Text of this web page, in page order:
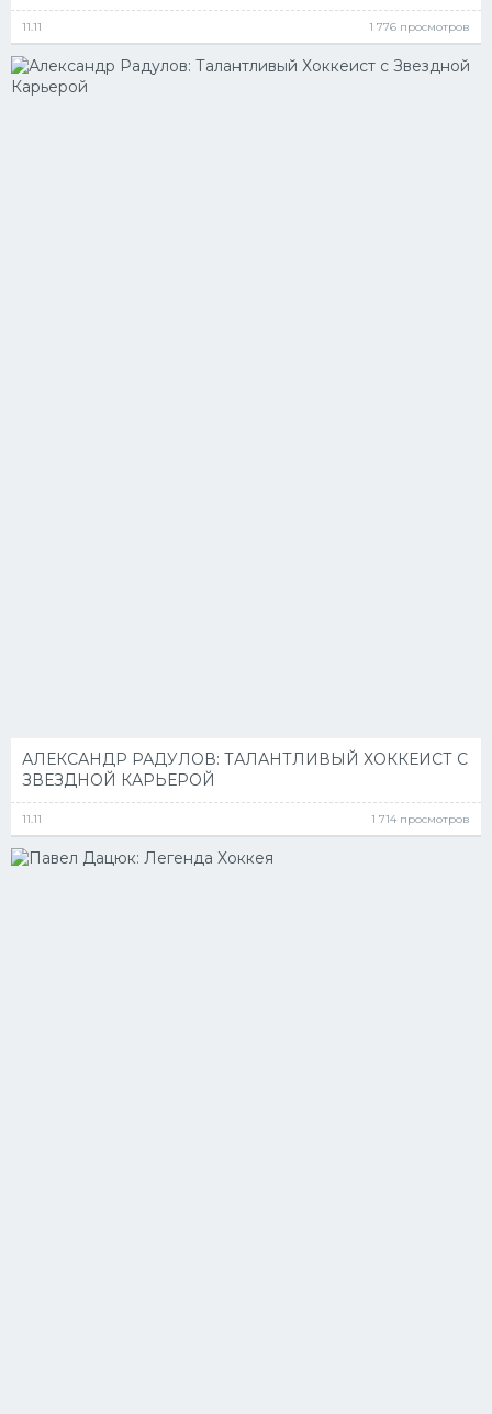
11.11 1 776 просмотров
АЛЕКСАНДР РАДУЛОВ: ТАЛАНТЛИВЫЙ ХОККЕИСТ С
ЗВЕЗДНОЙ КАРЬЕРОЙ
11.11 1 714 просмотров